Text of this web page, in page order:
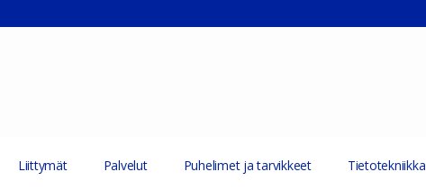
Liittymät Palvelut Puhelimet ja tarvikkeet Tietotekniikka